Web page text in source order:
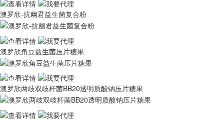
澳罗欣-抗幽君益生菌复合粉
澳罗欣角豆益生菌压片糖果
澳罗欣两歧双歧杆菌BB20透明质酸钠压片糖果